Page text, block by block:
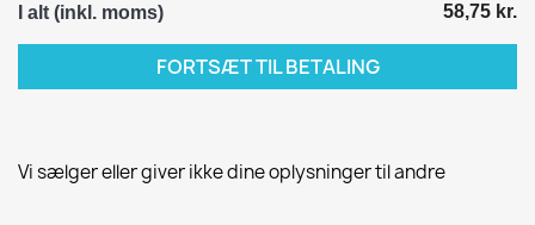
I alt (inkl. moms) 58,75 kr.
FORTSÆT TIL BETALING
Vi sælger eller giver ikke dine oplysninger til andre